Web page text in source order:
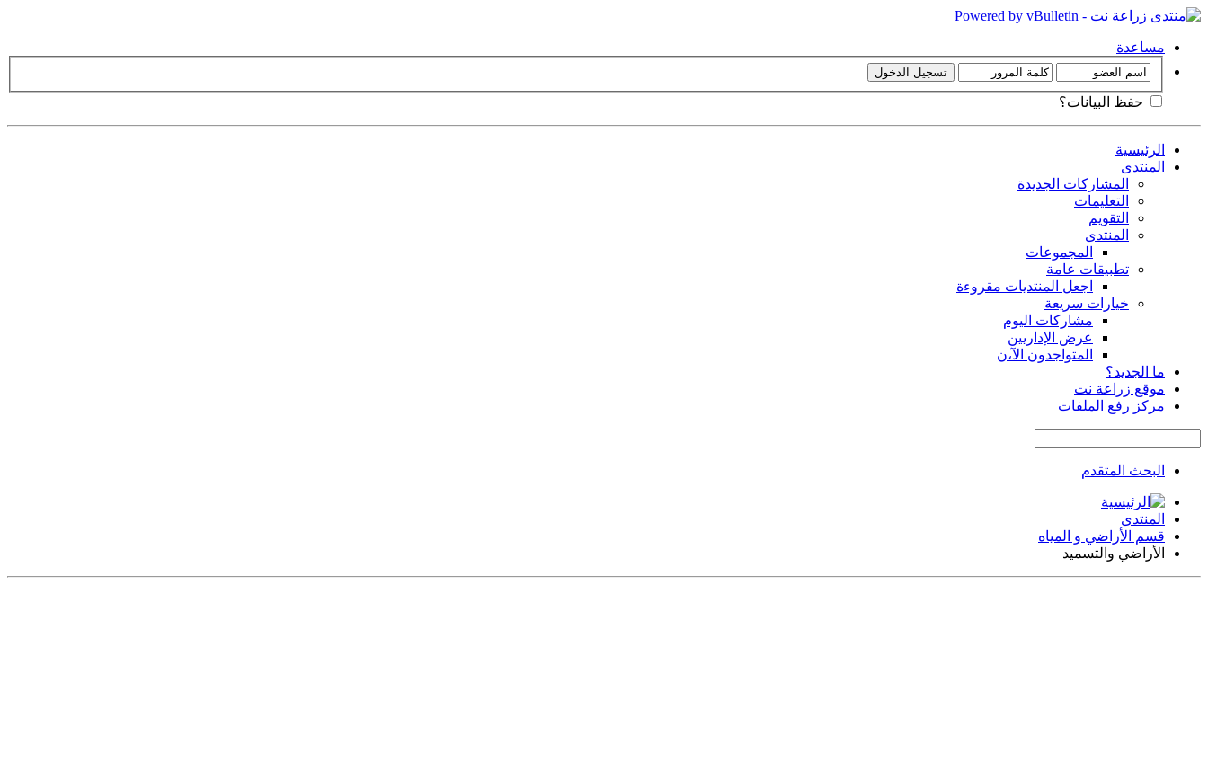
مساعدة
حفظ البيانات؟
الرئيسية
المنتدى
المشاركات الجديدة
التعليمات
التقويم
المنتدى
المجموعات
تطبيقات عامة
اجعل المنتديات مقروءة
خيارات سريعة
مشاركات اليوم
عرض الإداريين
المتواجدون الآ،ن
ما الجديد؟
موقع زراعة نت
مركز رفع الملفات
البحث المتقدم
المنتدى
قسم الأراضي و المياه
الأراضي والتسميد